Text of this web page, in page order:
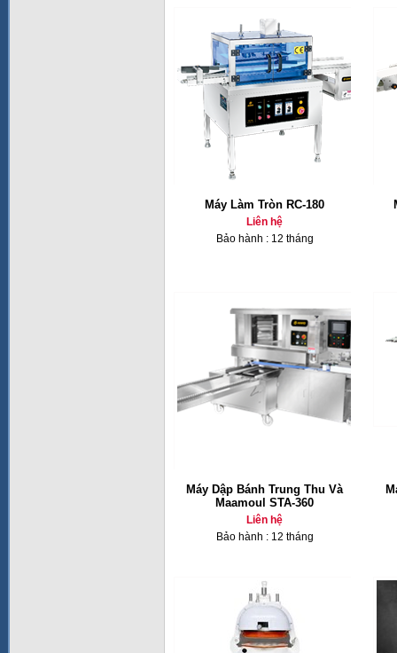
Máy Làm Tròn RC-180
Liên hệ
Bảo hành : 12 tháng
Máy Dập Bánh Trung Thu Và
Maamoul STA-360
Liên hệ
Bảo hành : 12 tháng